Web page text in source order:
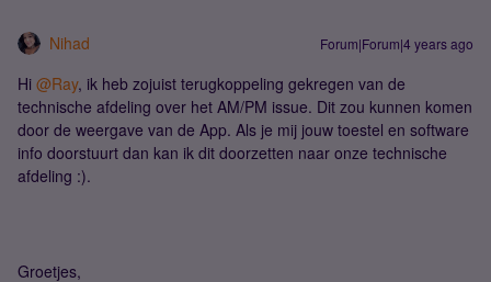
Nihad Forum|Forum|4 years ago
Hi @Ray, ik heb zojuist terugkoppeling gekregen van de
technische afdeling over het AM/PM issue. Dit zou kunnen komen
door de weergave van de App. Als je mij jouw toestel en software
info doorstuurt dan kan ik dit doorzetten naar onze technische
afdeling :).
Groetjes,